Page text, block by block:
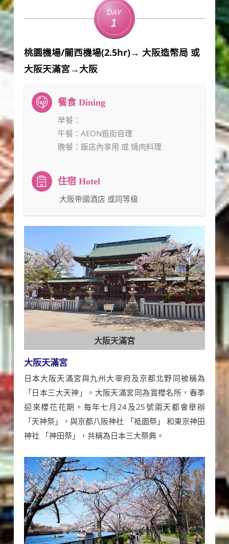
Day
1
桃園機場/關西機場(2.5hr)→ 大阪造幣局 或
大阪天滿宮→大阪
早餐 ：
午餐 ：AEON逛街自理
晚餐 ：飯店內享用 或 燒肉料理
：大阪帝國酒店 或同等級
大阪天滿宮
大阪天滿宮
日本大阪天滿宮與九州大宰府及京都北野同被稱為
「日本三大天神」。大阪天滿宮同為賞櫻名所，春季
迎來櫻花花期。每年七月24及25號兩天都會舉辦
「天神祭」，與京都八阪神社 「袛園祭」 和東京神田
神社 「神田祭」，共稱為日本三大祭典。